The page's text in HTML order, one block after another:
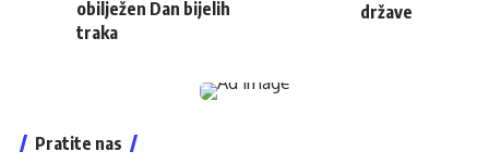
obilježen Dan bijelih
traka
države
Pratite nas